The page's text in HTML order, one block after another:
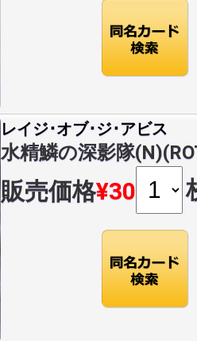
レイジ･オブ･ジ･アビス
水精鱗の深影隊
販売価格¥30